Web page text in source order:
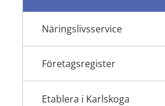
Näringslivsservice
Företagsregister
Etablera i Karlskoga